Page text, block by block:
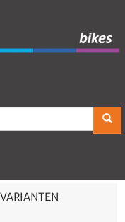
VARIANTEN